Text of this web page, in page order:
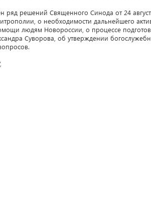
ряд решений Священного Синода от 24
о необходимости дальнейшего
людям Новороссии, о процессе
Суворова, об утверждении